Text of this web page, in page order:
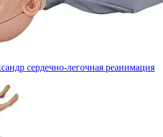
сердечно-легочная реанимация